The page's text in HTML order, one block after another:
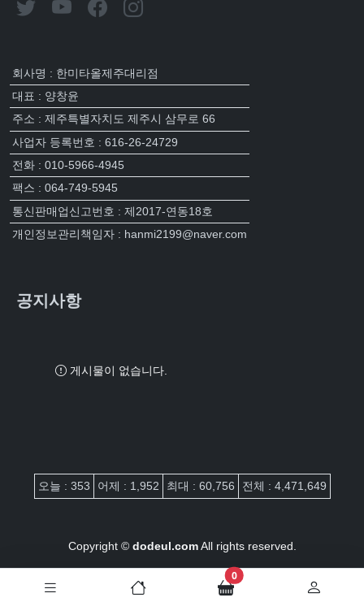
회사명 : 한미타올제주대리점
대표 : 양창윤
주소 : 제주특별자치도 제주시 삼무로 66
사업자 등록번호 : 616-26-24729
전화 : 010-5966-4945
팩스 : 064-749-5945
통신판매업신고번호 : 제2017-연동18호
개인정보관리책임자 : hanmi2199@naver.com
공지사항
게시물이 없습니다.
접속자집계
오늘 : 353 어제 : 1,952 최대 : 60,756 전체 : 4,471,649
Copyright © dodeul.comAll rights reserved.
0장바구니 담은 개수